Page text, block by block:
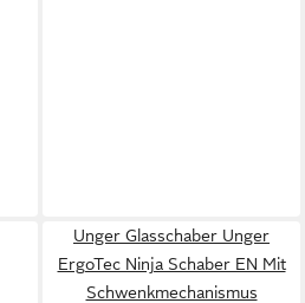
Unger Glasschaber Unger
ErgoTec Ninja Schaber EN Mit
Schwenkmechanismus